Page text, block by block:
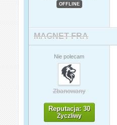
OFFLINE
MAGNET FRA
Nie polecam
Zbanowany
Reputacja: 30
Życzliwy